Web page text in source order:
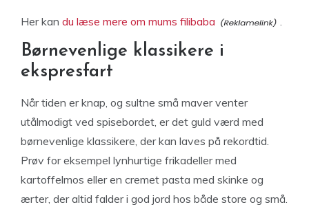
Her kan du læse mere om mums filibaba .
Børnevenlige klassikere i
ekspresfart
Når tiden er knap, og sultne små maver venter
utålmodigt ved spisebordet, er det guld værd med
børnevenlige klassikere, der kan laves på rekordtid.
Prøv for eksempel lynhurtige frikadeller med
kartoffelmos eller en cremet pasta med skinke og
ærter, der altid falder i god jord hos både store og små.